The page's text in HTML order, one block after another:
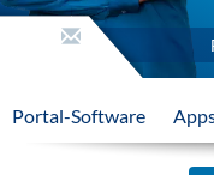
Portal-Software